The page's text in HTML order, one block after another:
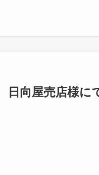
向屋売店様に